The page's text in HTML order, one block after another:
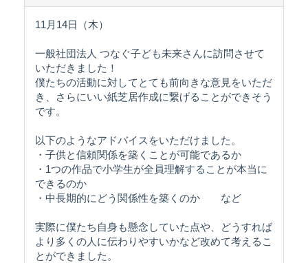
11月14日（木）
一般社団法人 つなぐ子ども未来さんに訪問させて
いただきました！
僕たちの活動に対してとても前向きな意見をいただ
き、さらにいい紙芝居作成に繋げることができそう
です。
以下のようなアドバイスをいただけました。
・子供と信頼関係を築くことが可能であるか
・1つの作品で小学生が全員理解することが本当に
できるのか
・中長期的にどう関係性を築くのか など
実際に僕たち自身も懸念していた点や、どうすれば
より多くの人に伝わりやすいかなど改めて考えるこ
とができました。